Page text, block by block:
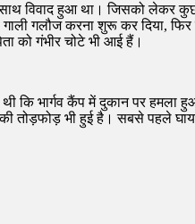
विवाद हुआ था। जिसको लेकर
गलौज करना शुरू कर दिया,
को गंभीर चोटे भी आई हैं।
कि भार्गव कैंप में दुकान पर
तोड़फोड़ भी हुई है। सबसे पहले